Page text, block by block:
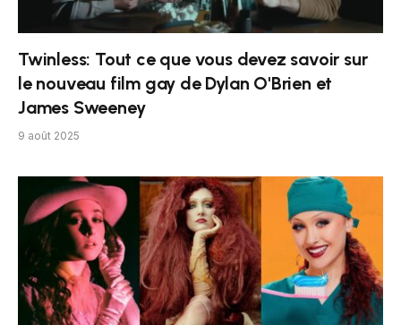
Twinless: Tout ce que vous devez savoir sur
le nouveau film gay de Dylan O'Brien et
James Sweeney
9 août 2025